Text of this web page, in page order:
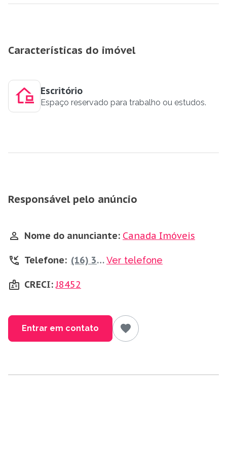
Características do imóvel
Escritório
Espaço reservado para trabalho ou estudos.
Responsável pelo anúncio
Nome do anunciante: Canada Imóveis
Telefone: (16) 3610-5166Ver telefone
CRECI:J8452
Entrar em contato